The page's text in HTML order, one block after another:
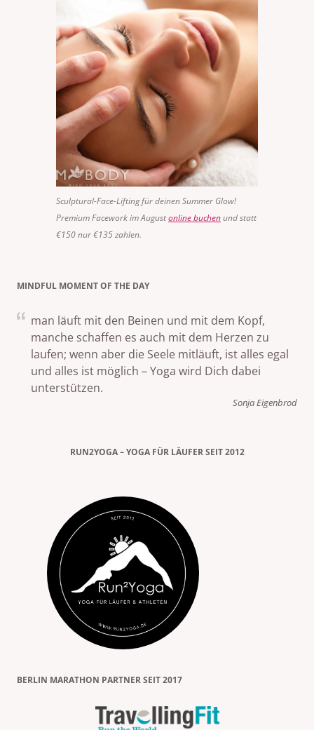
Sculptural-Face-Lifting für deinen Summer Glow!
Premium Facework im Augustonline buchenund statt
€150 nur €135 zahlen.
MINDFUL MOMENT OF THE DAY
man läuft mit den Beinen und mit dem Kopf,
manche schaffen es auch mit dem Herzen zu
laufen; wenn aber die Seele mitläuft, ist alles egal
und alles ist möglich – Yoga wird Dich dabei
unterstützen.
Sonja Eigenbrod
RUN2YOGA – YOGA FÜR LÄUFER SEIT 2012
BERLIN MARATHON PARTNER SEIT 2017